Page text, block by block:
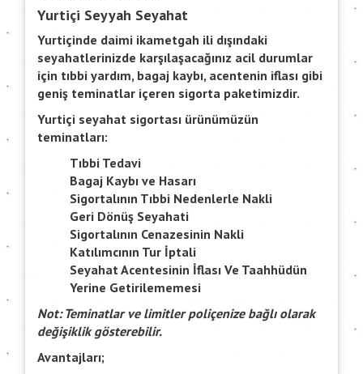
Yurtiçi Seyyah Seyahat
Yurtiçinde daimi ikametgah ili dışındaki
seyahatlerinizde karşılaşacağınız acil durumlar
için tıbbi yardım, bagaj kaybı, acentenin iflası gibi
geniş teminatlar içeren sigorta paketimizdir.
Yurtiçi seyahat sigortası ürünümüzün
teminatları:
Tıbbi Tedavi
Bagaj Kaybı ve Hasarı
Sigortalının Tıbbi Nedenlerle Nakli
Geri Dönüş Seyahati
Sigortalının Cenazesinin Nakli
Katılımcının Tur İptali
Seyahat Acentesinin İflası Ve Taahhüdün
Yerine Getirilememesi
Not: Teminatlar ve limitler poliçenize bağlı olarak
değişiklik gösterebilir.
Avantajları;